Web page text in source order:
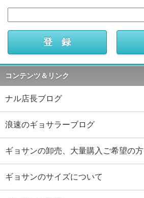
コンテンツ＆リンク
ナル店長ブログ
浪速のギョサラーブログ
ギョサンの卸売、大量購入ご希望の方
ギョサンのサイズについて